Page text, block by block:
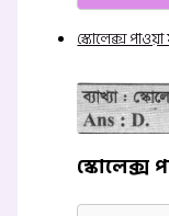
স্কোলেক্স পাওয়া
স্কোলেক্স